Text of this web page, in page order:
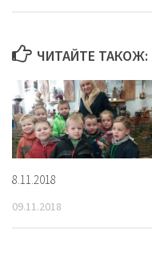
ЧИТАЙТЕ ТАКОЖ:
8.11.2018
09.11.2018